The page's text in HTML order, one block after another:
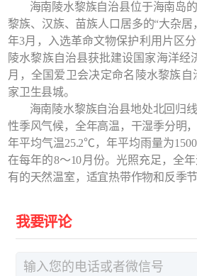
海南陵水黎族自治县位于海南岛
黎族、汉族、苗族人口居多的“大杂居
年3月，入选革命文物保护利用片区分
陵水黎族自治县获批建设国家海洋经
月，全国爱卫会决定命名陵水黎族自
家卫生县城。
海南陵水黎族自治县地处北回归
性季风气候，全年高温，干湿季分明
年平均气温25.2℃，年平均雨量为
在每年的8～10月份。光照充足，全
有的天然温室，适宜热带作物和反季节
我要评论